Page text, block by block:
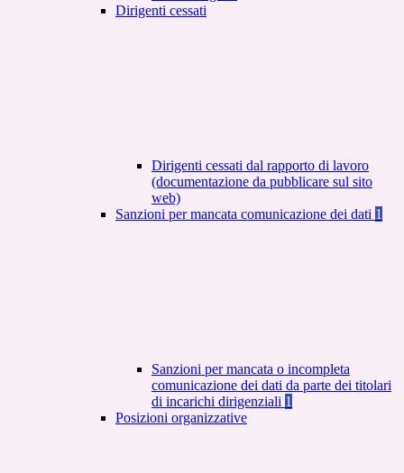
Dirigenti cessati
Dirigenti cessati dal rapporto di lavoro
(documentazione da pubblicare sul sito
web)
Sanzioni per mancata comunicazione dei dati 1
Sanzioni per mancata o incompleta
comunicazione dei dati da parte dei titolari
di incarichi dirigenziali 1
Posizioni organizzative